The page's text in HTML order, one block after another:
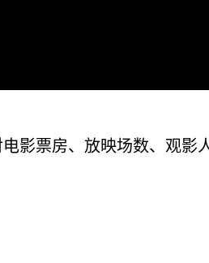
影票房、放映场数、观影